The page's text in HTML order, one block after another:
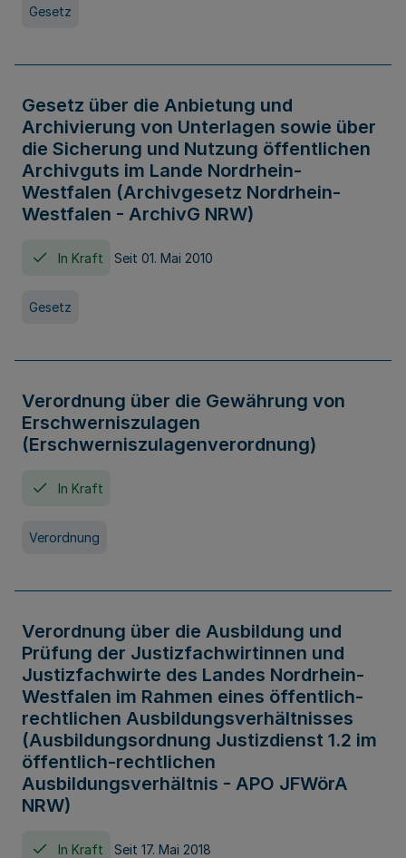
Gesetz
Gesetz über die Anbietung und
Archivierung von Unterlagen sowie über
die Sicherung und Nutzung öffentlichen
Archivguts im Lande Nordrhein-
Westfalen (Archivgesetz Nordrhein-
Westfalen - ArchivG NRW)
In Kraft Seit 01. Mai 2010
Gesetz
Verordnung über die Gewährung von
Erschwerniszulagen
(Erschwerniszulagenverordnung)
In Kraft
Verordnung
Verordnung über die Ausbildung und
Prüfung der Justizfachwirtinnen und
Justizfachwirte des Landes Nordrhein-
Westfalen im Rahmen eines öffentlich-
rechtlichen Ausbildungsverhältnisses
(Ausbildungsordnung Justizdienst 1.2 im
öffentlich-rechtlichen
Ausbildungsverhältnis - APO JFWörA
NRW)
In Kraft Seit 17. Mai 2018